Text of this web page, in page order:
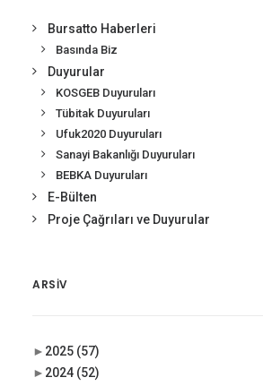
Bursatto Haberleri
Basında Biz
Duyurular
KOSGEB Duyuruları
Tübitak Duyuruları
Ufuk2020 Duyuruları
Sanayi Bakanlığı Duyuruları
BEBKA Duyuruları
E-Bülten
Proje Çağrıları ve Duyurular
ARSIV
► 2025 (57)
► 2024 (52)